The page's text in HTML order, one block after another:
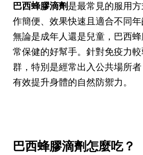
巴西蜂膠滴劑是最常見的服用
作簡便、效果快速且適合不同年
無論是成年人還是兒童，巴西
常保健的好幫手。針對免疫力
群，特別是經常出入公共場所
有效提升身體的自然防禦力。
巴西蜂膠滴劑怎麼吃？